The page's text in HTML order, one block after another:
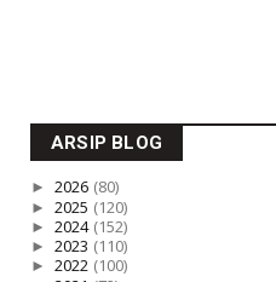
ARSIP BLOG
► 2026 (80)
► 2025 (120)
► 2024 (152)
► 2023 (110)
► 2022 (100)